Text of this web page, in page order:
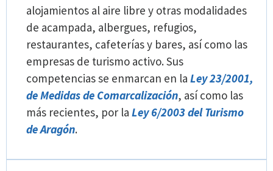
alojamientos al aire libre y otras modalidades
de acampada, albergues, refugios,
restaurantes, cafeterías y bares, así como las
empresas de turismo activo. Sus
competencias se enmarcan en la Ley 23/2001,
de Medidas de Comarcalización, así como las
más recientes, por la Ley 6/2003 del Turismo
de Aragón.